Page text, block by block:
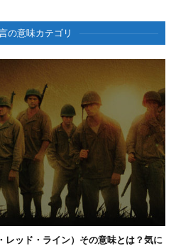
の意味カテゴリ
ッド・ライン）その意味とは？気に